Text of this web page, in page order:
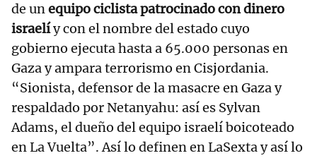
de unequipo ciclista patrocinado con dinero
israelíy con el nombre del estado cuyo
gobierno ejecuta hasta a 65.000 personas en
Gaza y ampara terrorismo en Cisjordania.
“Sionista, defensor de la masacre en Gaza y
respaldado por Netanyahu: así es Sylvan
Adams, el dueño del equipo israelí boicoteado
en La Vuelta”. Así lo definen en LaSexta y así lo